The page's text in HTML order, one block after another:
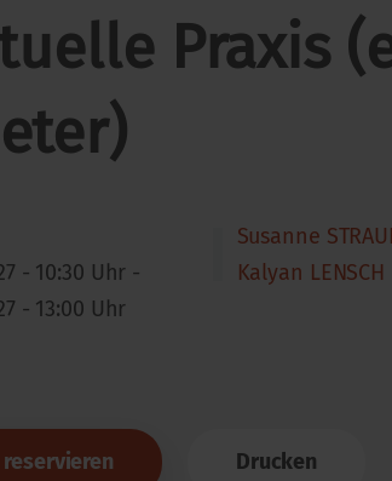
Praxis
- 10:30 Uhr -
- 13:00 Uhr
Susanne
Kalyan LENSCH
Drucken